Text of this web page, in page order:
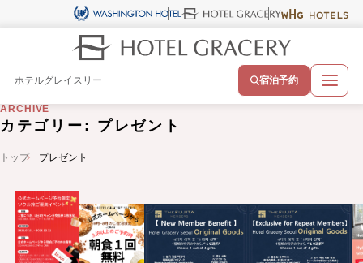
ホテルグレイスリー 宿泊予約
ARCHIVE
カテゴリー: プレゼント
トップ プレゼント